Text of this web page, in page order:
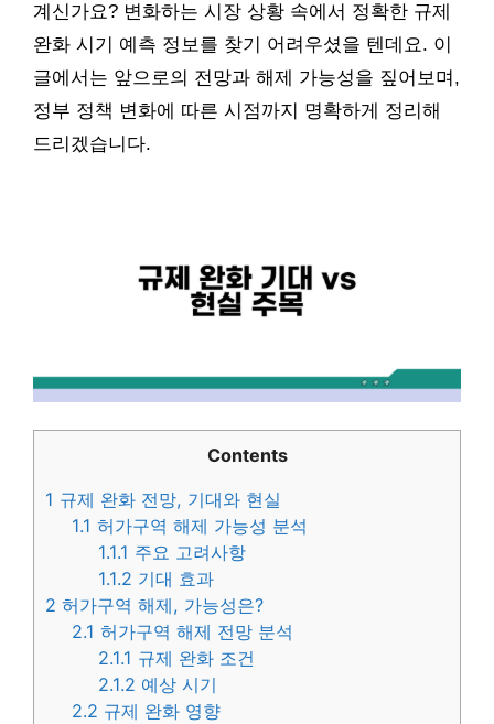
계신가요? 변화하는 시장 상황 속에서 정확한 규제
완화 시기 예측 정보를 찾기 어려우셨을 텐데요. 이
글에서는 앞으로의 전망과 해제 가능성을 짚어보며,
정부 정책 변화에 따른 시점까지 명확하게 정리해
드리겠습니다.
Contents
1 규제 완화 전망, 기대와 현실
1.1 허가구역 해제 가능성 분석
1.1.1 주요 고려사항
1.1.2 기대 효과
2 허가구역 해제, 가능성은?
2.1 허가구역 해제 전망 분석
2.1.1 규제 완화 조건
2.1.2 예상 시기
2.2 규제 완화 영향